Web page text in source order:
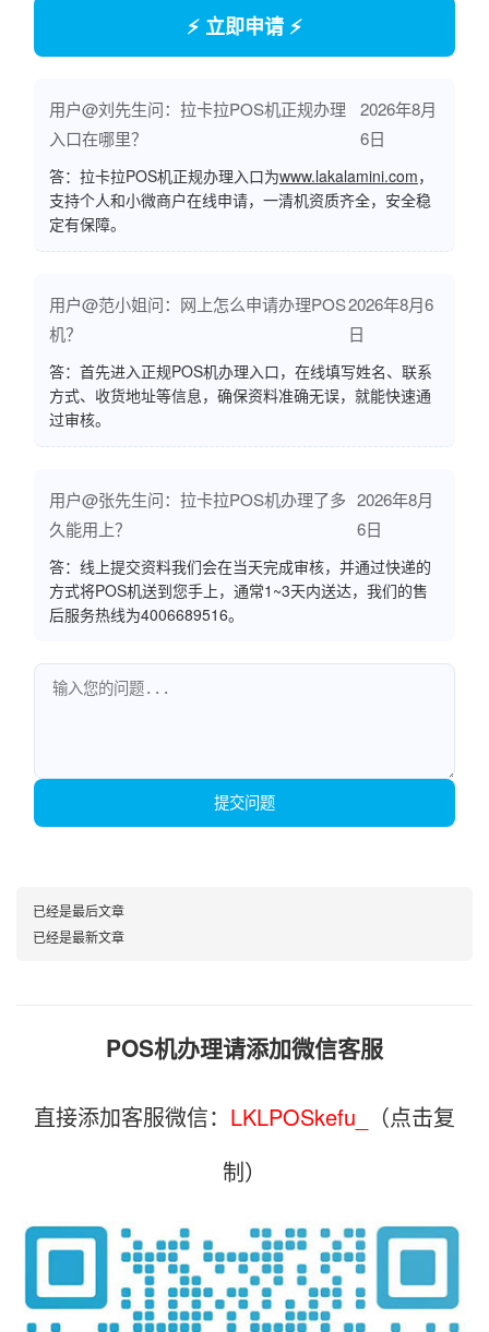
⚡ 立即申请 ⚡
用户@刘先生问：拉卡拉POS机正规办理
入口在哪里？
2026年8月
6日
答：拉卡拉POS机正规办理入口为www.lakalamini.com，
支持个人和小微商户在线申请，一清机资质齐全，安全稳
定有保障。
用户@范小姐问：网上怎么申请办理POS
机？
2026年8月6
日
答：首先进入正规POS机办理入口，在线填写姓名、联系
方式、收货地址等信息，确保资料准确无误，就能快速通
过审核。
用户@张先生问：拉卡拉POS机办理了多
久能用上？
2026年8月
6日
答：线上提交资料我们会在当天完成审核，并通过快递的
方式将POS机送到您手上，通常1~3天内送达，我们的售
后服务热线为4006689516。
提交问题
已经是最后文章
已经是最新文章
POS机办理请添加微信客服
直接添加客服微信： LKLPOSkefu_
（点击复
制）